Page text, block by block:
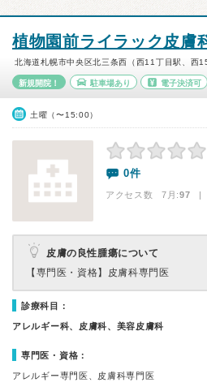
植物園前ライラック皮膚
北海道札幌市中央区北三条西（西11丁目駅、西
新規開院！ 駐車場あり 電子決済可
土曜（〜15:00）
0件
アクセス数 7月:97 |
皮膚の良性腫瘍について
【専門医・資格】 皮膚科専門医
診療科目：
アレルギー科、皮膚科、美容皮膚科
専門医・資格：
アレルギー専門医、皮膚科専門医